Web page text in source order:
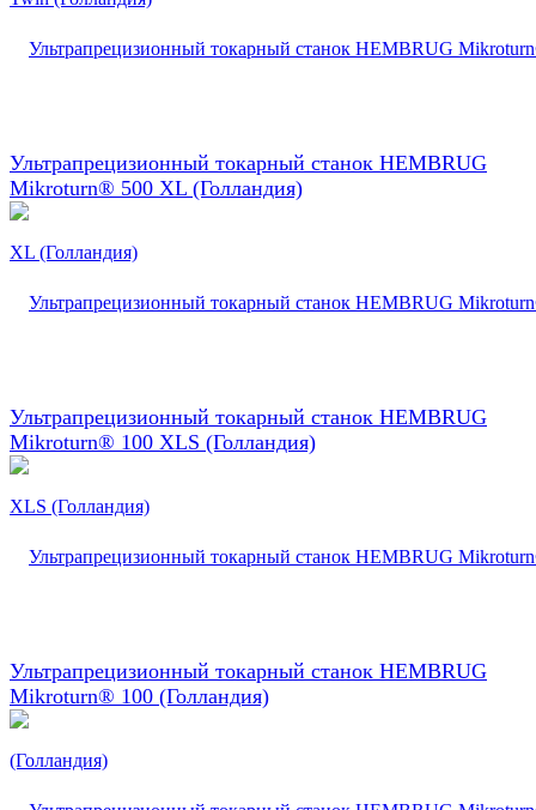
Ультрапрецизионный токарный станок HEMBRUG
Mikroturn® 500 XL (Голландия)
Ультрапрецизионный токарный станок HEMBRUG
Mikroturn® 100 XLS (Голландия)
Ультрапрецизионный токарный станок HEMBRUG
Mikroturn® 100 (Голландия)